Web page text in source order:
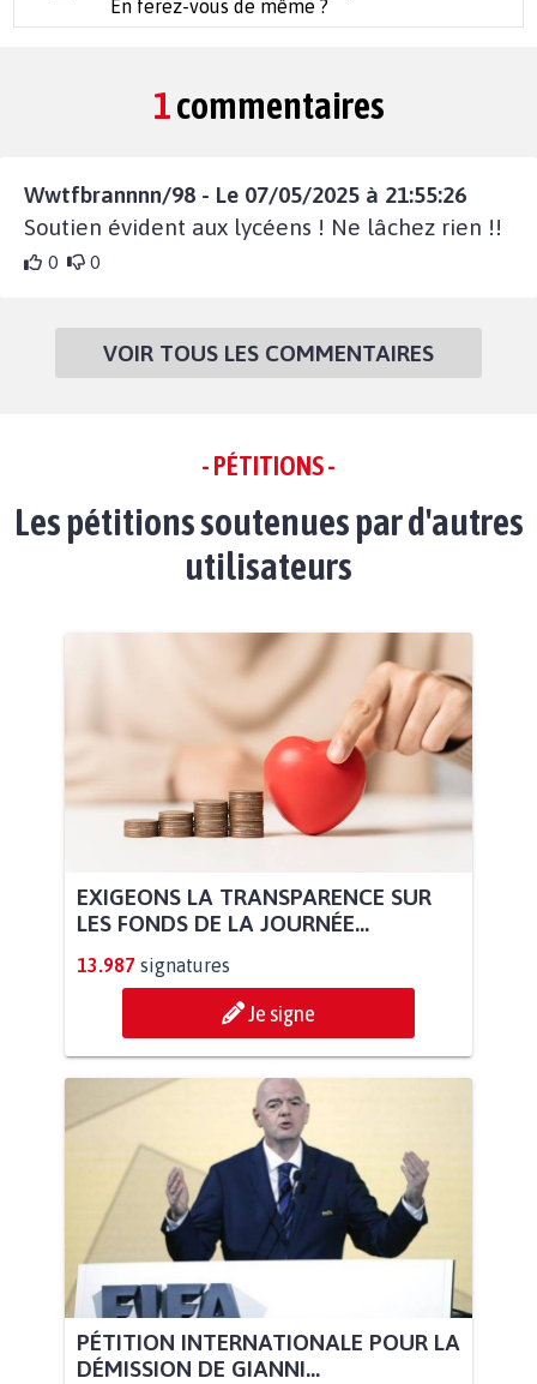
En ferez-vous de même ?
1commentaires
Wwtfbrannnn/98 - Le 07/05/2025 à 21:55:26
Soutien évident aux lycéens ! Ne lâchez rien !!
0 0
VOIR TOUS LES COMMENTAIRES
- PÉTITIONS -
Les pétitions soutenues par d'autres
utilisateurs
EXIGEONS LA TRANSPARENCE SUR
LES FONDS DE LA JOURNÉE...
13.987 signatures
Je signe
PÉTITION INTERNATIONALE POUR LA
DÉMISSION DE GIANNI...